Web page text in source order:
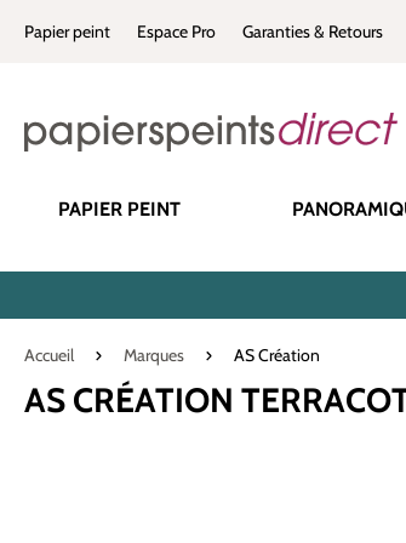
Passer à la navigation principale
Papier peint Espace Pro Garanties & Retours
PAPIER PEINT
Accueil Marques AS Création
AS CRÉATION